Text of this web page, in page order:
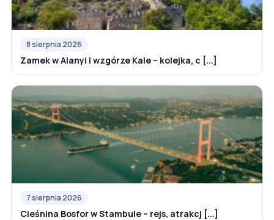
8 sierpnia 2026
Zamek w Alanyi i wzgórze Kale – kolejka, c [...]
7 sierpnia 2026
Cieśnina Bosfor w Stambule – rejs, atrakcj [...]